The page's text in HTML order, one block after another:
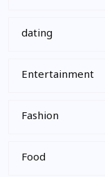
dating
Entertainment
Fashion
Food